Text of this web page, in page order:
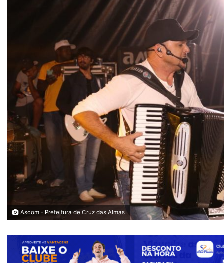
Ascom - Prefeitura de Cruz das Almas